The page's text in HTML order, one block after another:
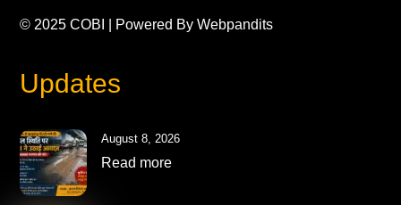
© 2025COBI | Powered ByWebpandits
Updates
August 8, 2026
Read more